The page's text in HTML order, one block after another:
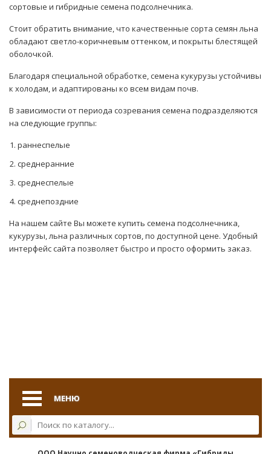
сортовые и гибридные семена подсолнечника.
Стоит обратить внимание, что качественные сорта семян льна
обладают светло-коричневым оттенком, и покрыты блестящей
оболочкой.
Благодаря специальной обработке, семена кукурузы устойчивы
к холодам, и адаптированы ко всем видам почв.
В зависимости от периода созревания семена подразделяются
на следующие группы:
раннеспелые
среднеранние
среднеспелые
среднепоздние
На нашем сайте Вы можете купить семена подсолнечника,
кукурузы, льна различных сортов, по доступной цене. Удобный
интерфейс сайта позволяет быстро и просто оформить заказ.
МЕНЮ